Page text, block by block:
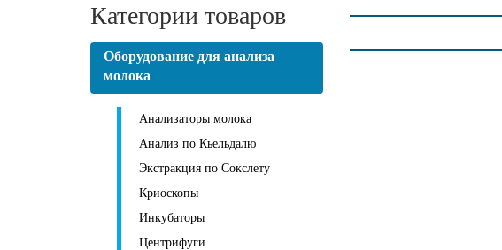
Категории товаров
Оборудование для анализа
молока
Анализаторы молока
Анализ по Кьельдалю
Экстракция по Сокслету
Криоскопы
Инкубаторы
Центрифуги